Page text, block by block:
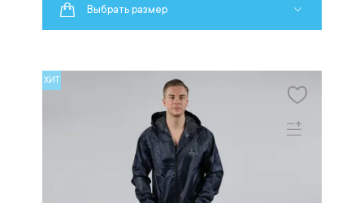
Выбрать размер
ХИТ